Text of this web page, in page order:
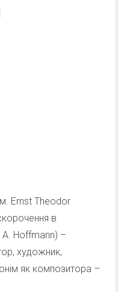
Ernst Theodor
в
A. Hoffmann) –
художник,
як композитора –